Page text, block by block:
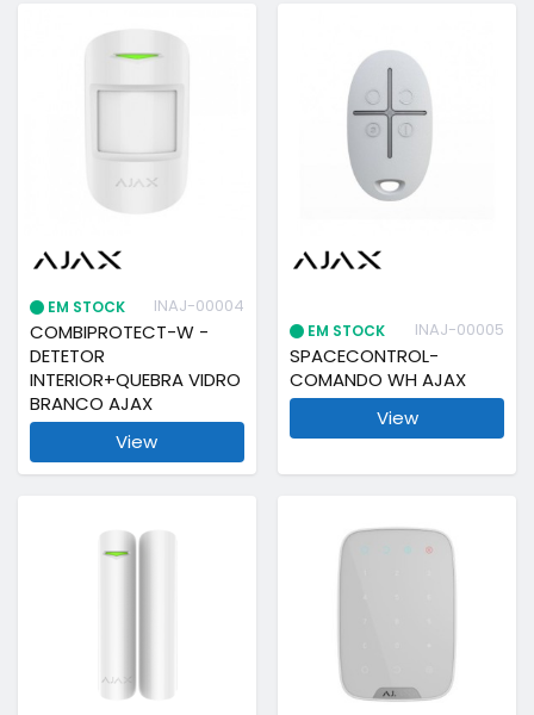
EM STOCK INAJ-00004
COMBIPROTECT-W -
DETETOR
INTERIOR+QUEBRA VIDRO
BRANCO AJAX
View
EM STOCK INAJ-00005
SPACECONTROL-
COMANDO WH AJAX
View